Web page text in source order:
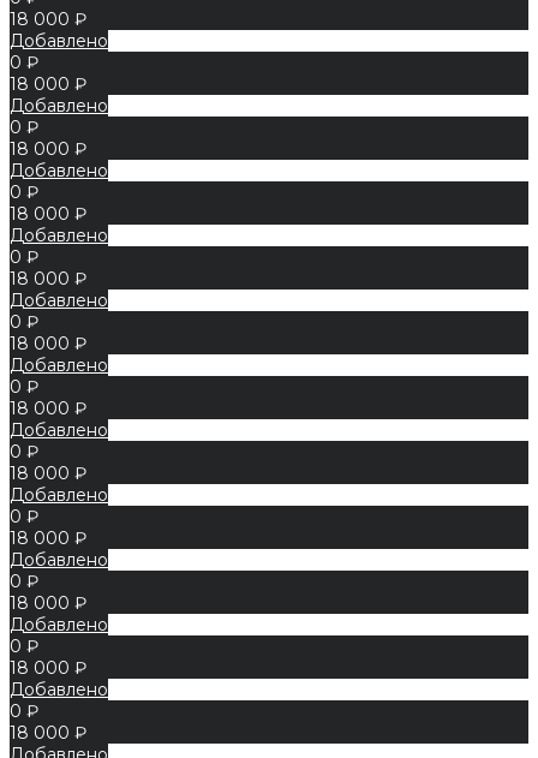
18 000 ₽
Добавлено
0 ₽
18 000 ₽
Добавлено
0 ₽
18 000 ₽
Добавлено
0 ₽
18 000 ₽
Добавлено
0 ₽
18 000 ₽
Добавлено
0 ₽
18 000 ₽
Добавлено
0 ₽
18 000 ₽
Добавлено
0 ₽
18 000 ₽
Добавлено
0 ₽
18 000 ₽
Добавлено
0 ₽
18 000 ₽
Добавлено
0 ₽
18 000 ₽
Добавлено
0 ₽
18 000 ₽